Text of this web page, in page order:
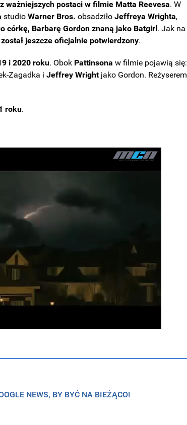
ważniejszych postaci w filmie Matta Reevesa. W
studioWarner Bros. obsadziłoJeffreya Wrighta,
córkę, Barbarę Gordon znaną jako Batgirl. Jak na
jeszcze oficjalnie potwierdzony.
i 2020 roku. Obok Pattinsonaw filmie pojawią się:
Zagadka iJeffrey Wrightjako Gordon. Reżyserem
roku.
NEWS, BY BYĆ NA BIEŻĄCO!